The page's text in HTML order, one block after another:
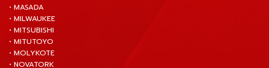
• MASADA
• MILWAUKEE
• MITSUBISHI
• MITUTOYO
• MOLYKOTE
• NOVATORK